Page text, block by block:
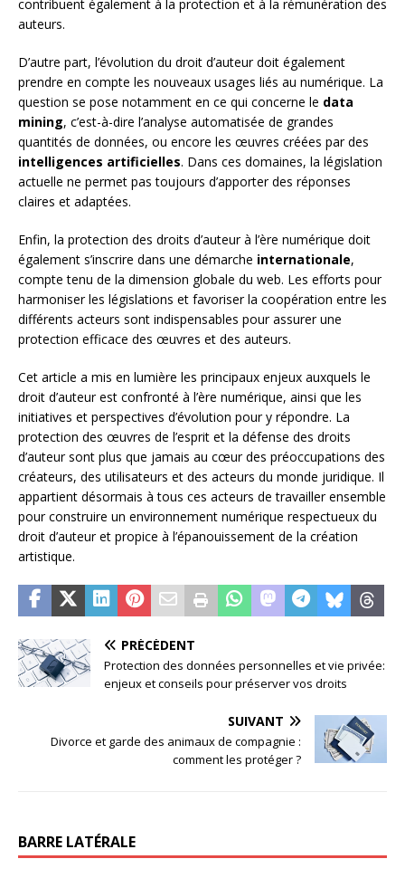
contribuent également à la protection et à la rémunération des
auteurs.
D’autre part, l’évolution du droit d’auteur doit également
prendre en compte les nouveaux usages liés au numérique. La
question se pose notamment en ce qui concerne le data
mining, c’est-à-dire l’analyse automatisée de grandes
quantités de données, ou encore les œuvres créées par des
intelligences artificielles. Dans ces domaines, la législation
actuelle ne permet pas toujours d’apporter des réponses
claires et adaptées.
Enfin, la protection des droits d’auteur à l’ère numérique doit
également s’inscrire dans une démarche internationale,
compte tenu de la dimension globale du web. Les efforts pour
harmoniser les législations et favoriser la coopération entre les
différents acteurs sont indispensables pour assurer une
protection efficace des œuvres et des auteurs.
Cet article a mis en lumière les principaux enjeux auxquels le
droit d’auteur est confronté à l’ère numérique, ainsi que les
initiatives et perspectives d’évolution pour y répondre. La
protection des œuvres de l’esprit et la défense des droits
d’auteur sont plus que jamais au cœur des préoccupations des
créateurs, des utilisateurs et des acteurs du monde juridique. Il
appartient désormais à tous ces acteurs de travailler ensemble
pour construire un environnement numérique respectueux du
droit d’auteur et propice à l’épanouissement de la création
artistique.
PRÉCÉDENT
Protection des données personnelles et vie privée:
enjeux et conseils pour préserver vos droits
SUIVANT
Divorce et garde des animaux de compagnie :
comment les protéger ?
BARRE LATÉRALE